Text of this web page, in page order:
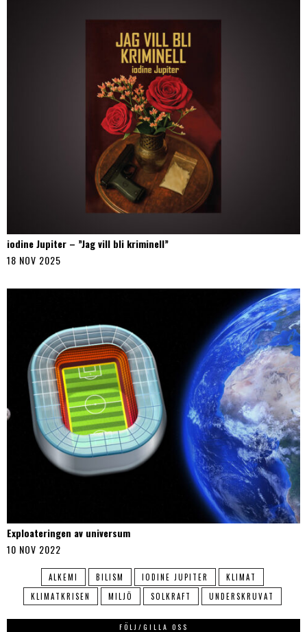
iodine Jupiter – ”Jag vill bli kriminell”
18 NOV 2025
Exploateringen av universum
10 NOV 2022
ALKEMI BILISM IODINE JUPITER
KLIMAT
KLIMATKRISEN
MILJÖ SOLKRAFT UNDERSKRUVAT
FÖLJ/GILLA OSS